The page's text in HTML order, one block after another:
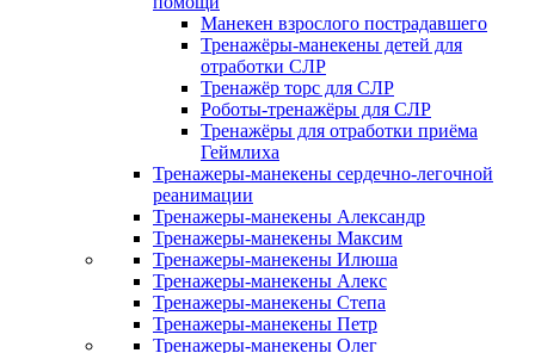
Манекен взрослого пострадавшего
Тренажёры-манекены детей для
отработки СЛР
Тренажёр торс для СЛР
Роботы-тренажёры для СЛР
Тренажёры для отработки приёма
Геймлиха
Тренажеры-манекены сердечно-легочной
реанимации
Тренажеры-манекены Александр
Тренажеры-манекены Максим
Тренажеры-манекены Илюша
Тренажеры-манекены Алекс
Тренажеры-манекены Степа
Тренажеры-манекены Петр
Тренажеры-манекены Олег